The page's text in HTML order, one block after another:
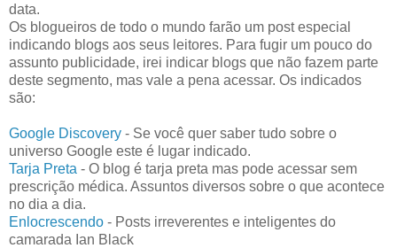
data.
Os blogueiros de todo o mundo farão um post especial
indicando blogs aos seus leitores. Para fugir um pouco do
assunto publicidade, irei indicar blogs que não fazem parte
deste segmento, mas vale a pena acessar. Os indicados
são:
Google Discovery - Se você quer saber tudo sobre o
universo Google este é lugar indicado.
Tarja Preta - O blog é tarja preta mas pode acessar sem
prescrição médica. Assuntos diversos sobre o que acontece
no dia a dia.
Enlocrescendo - Posts irreverentes e inteligentes do
camarada Ian Black